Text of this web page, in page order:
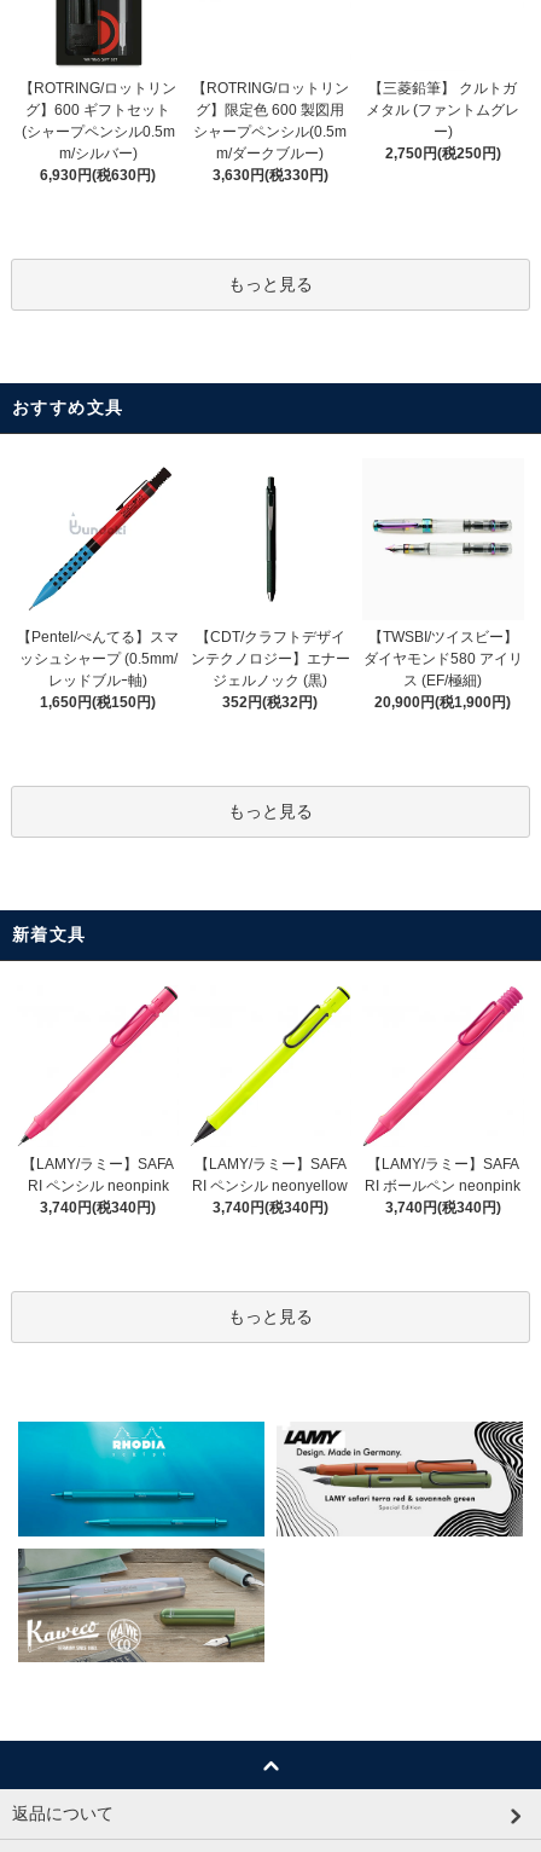
【ROTRING/ロットリン
グ】600 ギフトセット
(シャープペンシル0.5m
m/シルバー)
6,930円(税630円)
【ROTRING/ロットリン
グ】限定色 600 製図用
シャープペンシル(0.5m
m/ダークブルー)
3,630円(税330円)
【三菱鉛筆】 クルトガ
メタル (ファントムグレ
ー)
2,750円(税250円)
もっと見る
おすすめ文具
【Pentel/ぺんてる】スマ
ッシュシャープ (0.5mm/
レッドブルｰ軸)
1,650円(税150円)
【CDT/クラフトデザイ
ンテクノロジー】エナー
ジェルノック (黒)
352円(税32円)
【TWSBI/ツイスビー】
ダイヤモンド580 アイリ
ス (EF/極細)
20,900円(税1,900円)
もっと見る
新着文具
【LAMY/ラミー】SAFA
RI ペンシル neonpink
3,740円(税340円)
【LAMY/ラミー】SAFA
RI ペンシル neonyellow
3,740円(税340円)
【LAMY/ラミー】SAFA
RI ボールペン neonpink
3,740円(税340円)
もっと見る
返品について